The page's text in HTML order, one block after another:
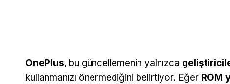
OnePlus, bu güncellemenin yalnızca
kullanmanızı önermediğini belirtiyor. Eğer ROM